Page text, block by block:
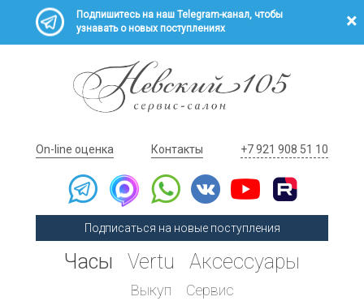
Подпишитесь на наш Telegram-канал, чтобы
узнавать о новых поступлениях
On-line оценка Контакты +7 921 908 51 10
Подписаться на новые поступления
Часы Vertu Аксессуары
Выкуп Сервис